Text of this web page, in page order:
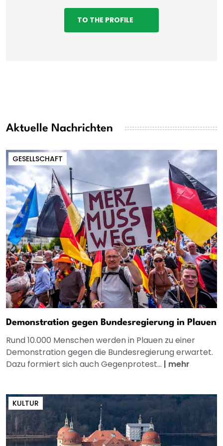
TO THE PROFILE
Aktuelle Nachrichten
GESELLSCHAFT
Demonstration gegen Bundesregierung in Plauen
Rund 10.000 Menschen werden in Plauen zu einer
Demonstration gegen die Bundesregierung erwartet.
Dazu formiert sich auch Gegenprotest... | mehr
KULTUR